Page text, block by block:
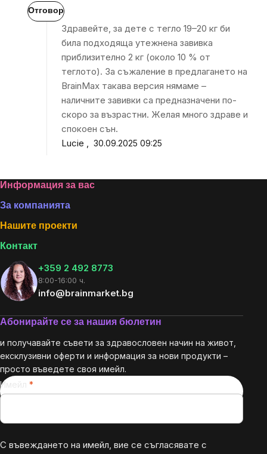
Отговор
Lucie 30.09.2025 09:25
Здравейте, за дете с тегло 19–20 кг би
била подходяща утежнена завивка
приблизително 2 кг (около 10 % от
теглото). За съжаление в предлагането на
BrainMax такава версия нямаме –
наличните завивки са предназначени по-
скоро за възрастни. Желая много здраве и
спокоен сън.
Footer
Информация за вас
За компанията
Нашите проекти
Контакт
+359 2 492 8773
8:00-16:00 ч.
info@brainmarket.bg
Абонирайте се за нашия бюлетин
и получавайте съвети за здравословен начин на живот,
ексклузивни оферти и информация за нови продукти –
просто въведете своя имейл.
Имейл
С въвеждането на имейл, вие се съгласявате с